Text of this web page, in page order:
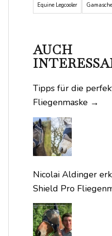
Equine Legcooler
AUCH
Tipps für die
Fliegenmaske →
Nicolai Aldinger
Shield Pro